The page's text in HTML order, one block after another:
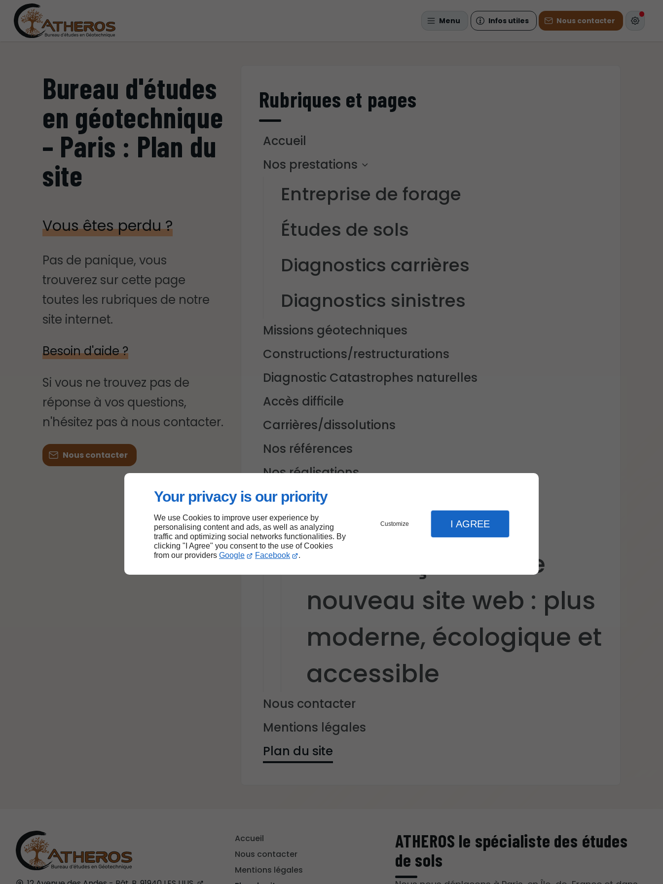
Your privacy is our priority
We use Cookies to improve user experience by
personalising content and ads, as well as analyzing
traffic and optimizing social networks functionalities. By
clicking "I Agree" you consent to the use of Cookies
from our providers Google Facebook .
Customize I AGREE
Menu Infos utiles Nous contacter
Bureau d'études
en géotechnique
– Paris : Plan du
site
Vous êtes perdu ?
Pas de panique, vous
trouverez sur cette page
toutes les rubriques de notre
site internet.​​
Besoin d'aide ?
Si vous ne trouvez pas de
réponse à vos questions,
n'hésitez pas à nous contacter.
Nous contacter
Rubriques et pages
Accueil
Nos prestations
Entreprise de forage
Études de sols
Diagnostics carrières
Diagnostics sinistres
Missions géotechniques
Constructions/restructurations
Diagnostic Catastrophes naturelles
Accès difficile
Carrières/dissolutions
Nos références
Nos réalisations
Actualités
Site web
Nous lançons notre
nouveau site web : plus
moderne, écologique et
accessible
Nous contacter
Mentions légales
Plan du site
Accueil
Nous contacter
Mentions légales
ATHEROS le spécialiste des études
de sols